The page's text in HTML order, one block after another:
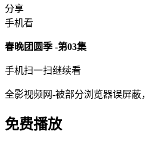
分享
手机看
春晚团圆季 -第03集
手机扫一扫继续看
全影视频网-被部分浏览器误屏蔽
免费播放